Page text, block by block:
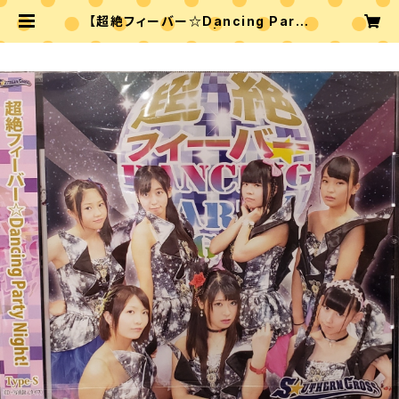
【超絶フィーバー☆Dancing Party
Night！ type S】 | M‘s WORLD